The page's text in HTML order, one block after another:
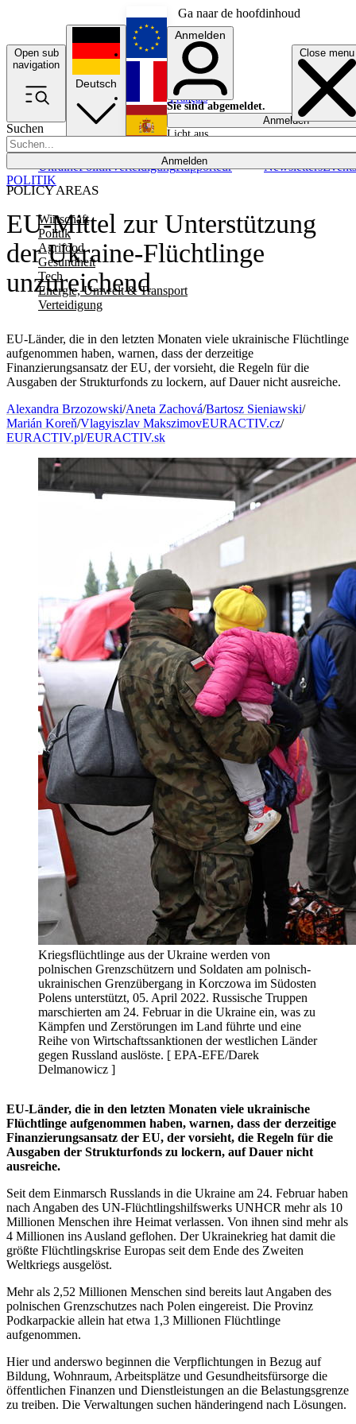
Ga naar de hoofdinhoud
Open sub
navigation
Close menu
Suchen
Anmelden
POLICY AREAS
Wirtschaft
Politik
Agrifood
Gesundheit
Tech
Energie, Umwelt & Transport
Verteidigung
UkrainePolitikVerteidigungRapporteur NewslettersEvents
Deutsch
English
Français
Anmelden
Sie sind abgemeldet.
Anmelden
Licht aus
EU-Mittel zur Unterstützung
der Ukraine-Flüchtlinge
unzureichend
EU-Länder, die in den letzten Monaten viele ukrainische Flüchtlinge
aufgenommen haben, warnen, dass der derzeitige
Finanzierungsansatz der EU, der vorsieht, die Regeln für die
Ausgaben der Strukturfonds zu lockern, auf Dauer nicht ausreiche.
POLITIK
Alexandra Brzozowski/Aneta Zachová/Bartosz Sieniawski/
Marián Koreň/Vlagyiszlav MakszimovEURACTIV.cz/
EURACTIV.pl/EURACTIV.sk
Kriegsflüchtlinge aus der Ukraine werden von
polnischen Grenzschützern und Soldaten am polnisch-
ukrainischen Grenzübergang in Korczowa im Südosten
Polens unterstützt, 05. April 2022. Russische Truppen
marschierten am 24. Februar in die Ukraine ein, was zu
Kämpfen und Zerstörungen im Land führte und eine
Reihe von Wirtschaftssanktionen der westlichen Länder
gegen Russland auslöste. [ EPA-EFE/Darek
Delmanowicz ]
EU-Länder, die in den letzten Monaten viele ukrainische
Flüchtlinge aufgenommen haben, warnen, dass der derzeitige
Finanzierungsansatz der EU, der vorsieht, die Regeln für die
Ausgaben der Strukturfonds zu lockern, auf Dauer nicht
ausreiche.
Seit dem Einmarsch Russlands in die Ukraine am 24. Februar haben
nach Angaben des UN-Flüchtlingshilfswerks UNHCR mehr als 10
Millionen Menschen ihre Heimat verlassen. Von ihnen sind mehr als
4 Millionen ins Ausland geflohen. Der Ukrainekrieg hat damit die
größte Flüchtlingskrise Europas seit dem Ende des Zweiten
Weltkriegs ausgelöst.
Mehr als 2,52 Millionen Menschen sind bereits laut Angaben des
polnischen Grenzschutzes nach Polen eingereist. Die Provinz
Podkarpackie allein hat etwa 1,3 Millionen Flüchtlinge
aufgenommen.
Hier und anderswo beginnen die Verpflichtungen in Bezug auf
Bildung, Wohnraum, Arbeitsplätze und Gesundheitsfürsorge die
öffentlichen Finanzen und Dienstleistungen an die Belastungsgrenze
zu treiben. Die Verwaltungen suchen händeringend nach Lösungen.